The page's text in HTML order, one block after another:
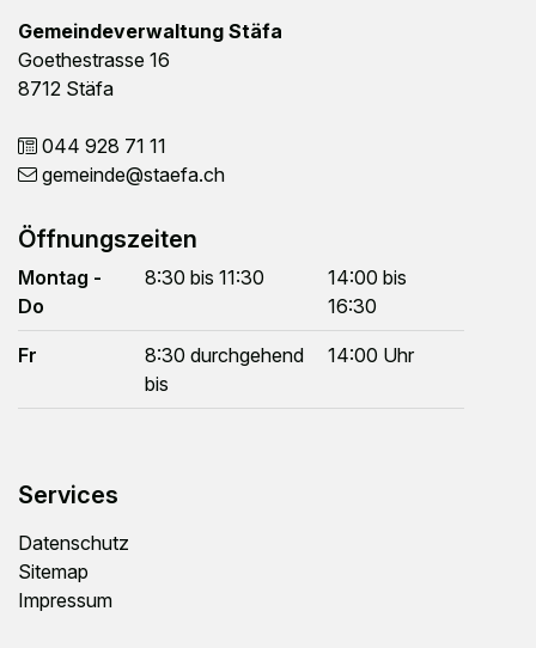
Gemeindeverwaltung Stäfa
Goethestrasse 16
8712 Stäfa
044 928 71 11
gemeinde@staefa.ch
Öffnungszeiten
Montag -
Do
8:30 bis 11:30
14:00 bis
16:30
Fr
8:30 durchgehend
bis
14:00 Uhr
Services
Datenschutz
Sitemap
Impressum